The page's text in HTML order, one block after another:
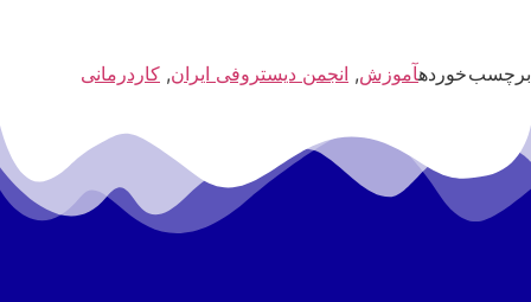
برچسب خوردهآموزش, انجمن دیستروفی ایران, کاردرمانی